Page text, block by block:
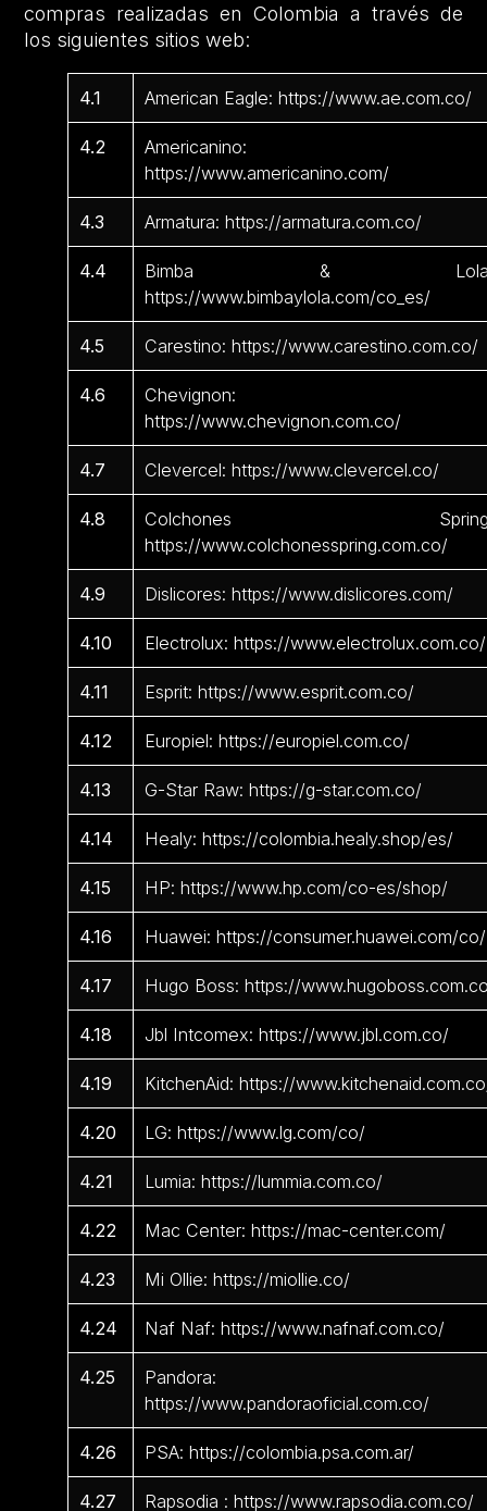
compras realizadas en Colombia a través de
los siguientes sitios web:
4.1 American Eagle: https://www.ae.com.co/
4.2
Americanino:
https://www.americanino.com/
4.3 Armatura: https://armatura.com.co/
4.4
Bimba &
https://www.bimbaylola.com/co_es/
4.5 Carestino: https://www.carestino.com.co/
4.6
Chevignon:
https://www.chevignon.com.co/
4.7 Clevercel: https://www.clevercel.co/
4.8
Colchones
https://www.colchonesspring.com.co/
4.9 Dislicores: https://www.dislicores.com/
4.10 Electrolux: https://www.electrolux.com.co/
4.11 Esprit: https://www.esprit.com.co/
4.12 Europiel: https://europiel.com.co/
4.13 G-Star Raw: https://g-star.com.co/
4.14 Healy: https://colombia.healy.shop/es/
4.15 HP: https://www.hp.com/co-es/shop/
4.16 Huawei: https://consumer.huawei.com/co/
4.17 Hugo Boss: https://
4.18 Jbl Intcomex: https://www.jbl.com.co/
4.19 KitchenAid: https://
4.20 LG: https://www.lg.com/co/
4.21 Lumia: https://lummia.com.co/
4.22 Mac Center: https://mac-center.com/
4.23 Mi Ollie: https://miollie.co/
4.24 Naf Naf: https://www.nafnaf.com.co/
4.25
Pandora:
https://www.pandoraoficial.com.co/
4.26 PSA: https://colombia.psa.com.ar/
4.27 Rapsodia : https://www.rapsodia.com.co/